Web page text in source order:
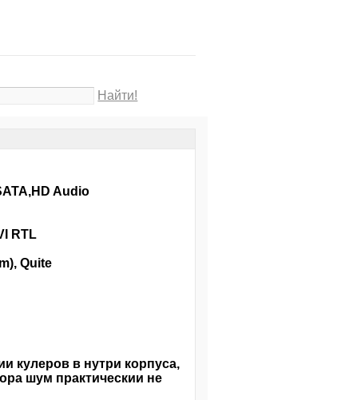
Найти!
Audio
RTL
Quite
кулеров в нутри корпуса,
шум практическии не